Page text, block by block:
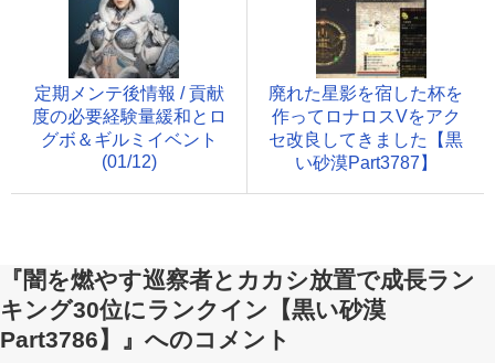
定期メンテ後情報 / 貢献
度の必要経験量緩和とロ
グボ＆ギルミイベント
(01/12)
廃れた星影を宿した杯を
作ってロナロスVをアク
セ改良してきました【黒
い砂漠Part3787】
『闇を燃やす巡察者とカカシ放置で成長ラン
キング30位にランクイン【黒い砂漠
Part3786】』へのコメント